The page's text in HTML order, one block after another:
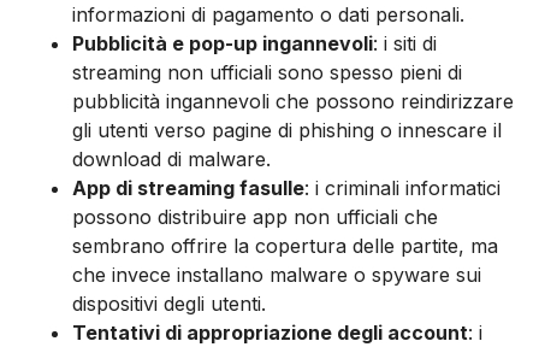
informazioni di pagamento o dati personali.
Pubblicità e pop-up ingannevoli: i siti di
streaming non ufficiali sono spesso pieni di
pubblicità ingannevoli che possono reindirizzare
gli utenti verso pagine di phishing o innescare il
download di malware.
App di streaming fasulle: i criminali informatici
possono distribuire app non ufficiali che
sembrano offrire la copertura delle partite, ma
che invece installano malware o spyware sui
dispositivi degli utenti.
Tentativi di appropriazione degli account: i